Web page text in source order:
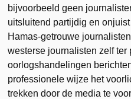
bijvoorbeeld geen
uitsluitend partijdig en
Hamas-getrouwe
westerse journalisten zelf ter
oorlogshandelingen
professionele wijze het
trekken door de media te